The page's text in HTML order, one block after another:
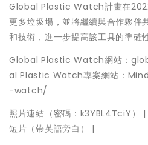
Global Plastic Watch計畫在
更多垃圾場，並將繼續與合作夥伴
和技術，進一步提高該工具的準確性
Global Plastic Watch網站：
al Plastic Watch專案網站：
-watch/
照片連結（密碼：k3YBL4TciY）
短片（帶英語旁白） |